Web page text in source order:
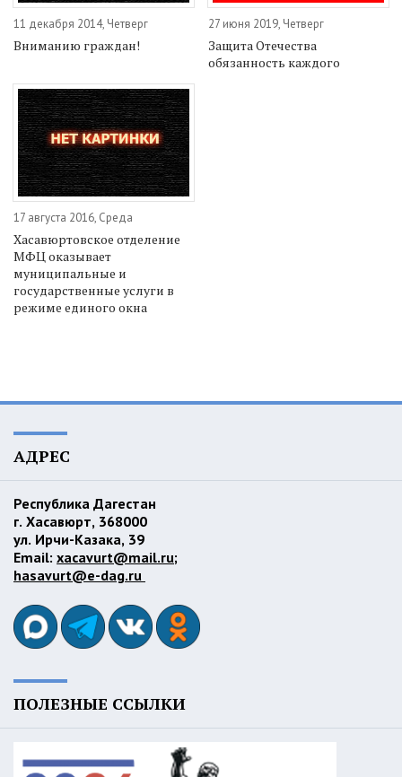
11 декабря 2014, Четверг
Вниманию граждан!
27 июня 2019, Четверг
Защита Отечества
обязанность каждого
17 августа 2016, Среда
Хасавюртовское отделение
МФЦ оказывает
муниципальные и
государственные услуги в
режиме единого окна
АДРЕС
Республика Дагестан
г. Хасавюрт, 368000
ул. Ирчи-Казака, 39
Email: xacavurt@mail.ru;
hasavurt@e-dag.ru
ПОЛЕЗНЫЕ ССЫЛКИ